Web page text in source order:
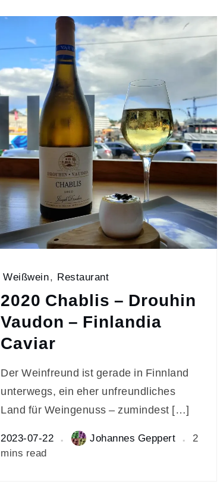
Weißwein, Restaurant
2020 Chablis – Drouhin
Vaudon – Finlandia
Caviar
Der Weinfreund ist gerade in Finnland
unterwegs, ein eher unfreundliches
Land für Weingenuss – zumindest […]
2023-07-22 Johannes Geppert
2
mins read